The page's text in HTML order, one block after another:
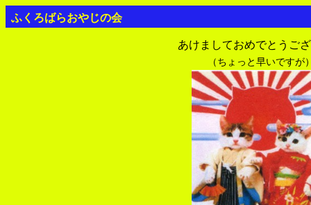
ふくろばらおやじの会
あけましておめでとうご
（ちょっと早いですが